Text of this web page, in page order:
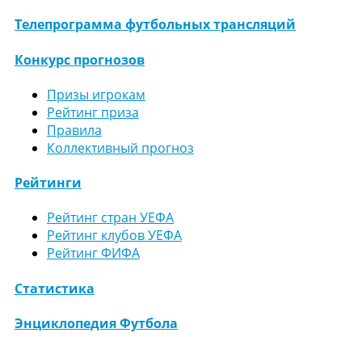
Телепрограмма футбольных трансляций
Конкурс прогнозов
Призы игрокам
Рейтинг приза
Правила
Коллективный прогноз
Рейтинги
Рейтинг стран УЕФА
Рейтинг клубов УЕФА
Рейтинг ФИФА
Статистика
Энциклопедия Футбола